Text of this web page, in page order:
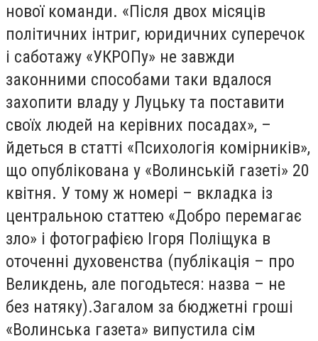
нової команди. «Після двох місяців
політичних інтриг, юридичних суперечок
і саботажу «УКРОПу» не завжди
законними способами таки вдалося
захопити владу у Луцьку та поставити
своїх людей на керівних посадах», –
йдеться в статті «Психологія комірників»,
що опублікована у «Волинській газеті» 20
квітня. У тому ж номері – вкладка із
центральною статтею «Добро перемагає
зло» і фотографією Ігоря Поліщука в
оточенні духовенства (публікація – про
Великдень, але погодьтеся: назва – не
без натяку).Загалом за бюджетні гроші
«Волинська газета» випустила сім